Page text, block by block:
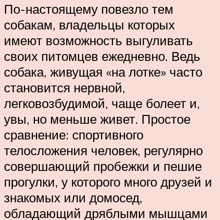
По-настоящему повезло тем
собакам, владельцы которых
имеют возможность выгуливать
своих питомцев ежедневно. Ведь
собака, живущая «на лотке» часто
становится нервной,
легковозбудимой, чаще болеет и,
увы, но меньше живет. Простое
сравнение: спортивного
телосложения человек, регулярно
совершающий пробежки и пешие
прогулки, у которого много друзей и
знакомых или домосед,
обладающий дряблыми мышцами